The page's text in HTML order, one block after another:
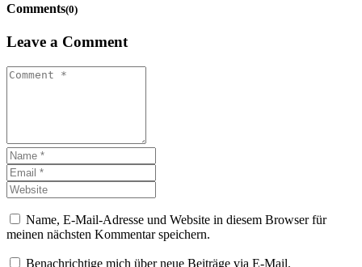
Comments(0)
Leave a Comment
Name, E-Mail-Adresse und Website in diesem Browser für
meinen nächsten Kommentar speichern.
Benachrichtige mich über neue Beiträge via E-Mail.